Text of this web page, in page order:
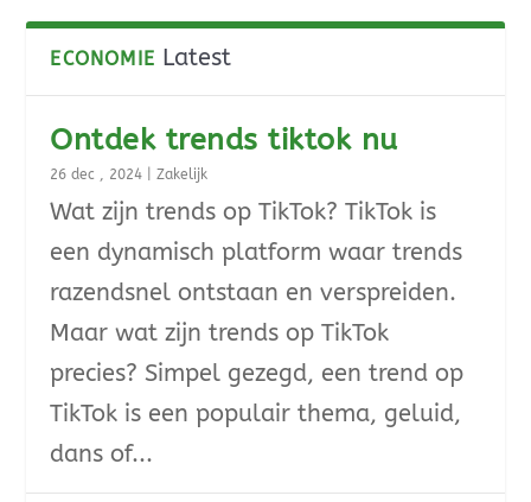
ECONOMIE Latest
Ontdek trends tiktok nu
26 dec , 2024 |Zakelijk
Wat zijn trends op TikTok? TikTok is
een dynamisch platform waar trends
razendsnel ontstaan en verspreiden.
Maar wat zijn trends op TikTok
precies? Simpel gezegd, een trend op
TikTok is een populair thema, geluid,
dans of...